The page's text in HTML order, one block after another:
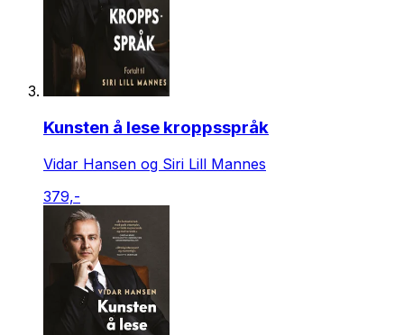
Kunsten å lese kroppsspråk
Vidar Hansen og Siri Lill Mannes
379,-